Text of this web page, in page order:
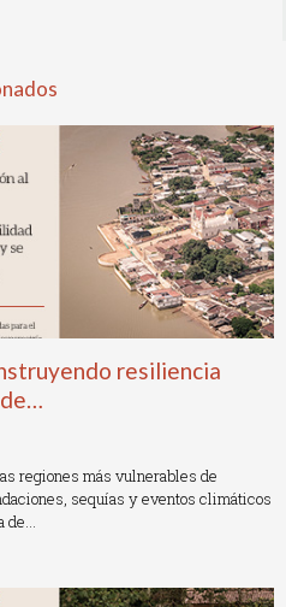
resiliencia
regiones más vulnerables de
sequías y eventos climáticos
de…